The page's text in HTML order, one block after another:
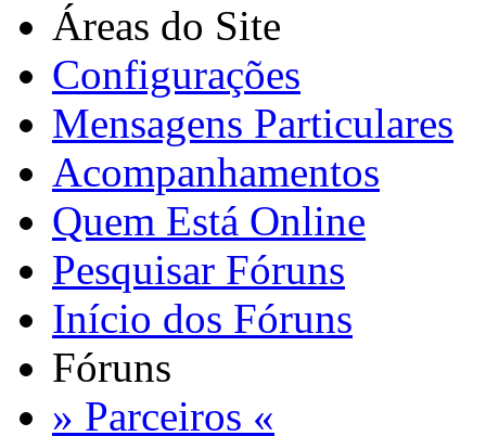
Áreas do Site
Configurações
Mensagens Particulares
Acompanhamentos
Quem Está Online
Pesquisar Fóruns
Início dos Fóruns
Fóruns
» Parceiros «